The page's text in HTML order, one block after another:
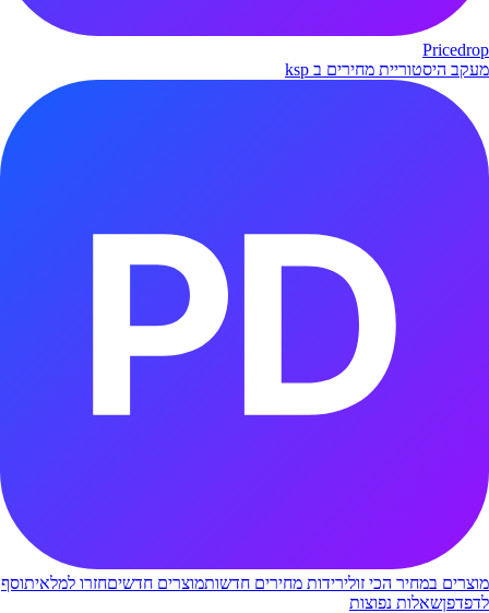
Pricedrop
מעקב היסטוריית מחירים ב ksp
מוצרים במחיר הכי זולירידות מחירים חדשותמוצרים חדשיםחזרו למלאיתוסף
לדפדפןשאלות נפוצות